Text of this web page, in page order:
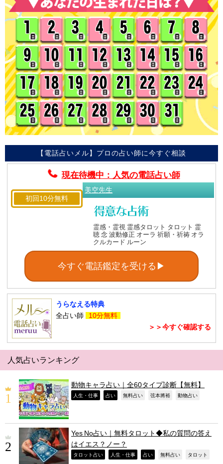
【電話占いメル】プロの占い師に今すぐ相談
現在待機中：人気の電話占い師
初回10分無料
美空先生
霊感・霊視 霊感タロット タロット 霊
聴 念 波動修正 オーラ 祈願・祈祷 オラ
クルカード ルーン
今すぐ電話鑑定を受ける▶
うらなえる特典
全占い師
10分無料
＞＞今すぐ確認する
人気占いランキング
動物キャラ占い｜全60タイプ診断【無料】
人生・仕事 占い 無料占い 弦本將裕 動物占い
Yes No占い｜無料タロット◆私の質問の答え
はイエス？ノー？
タロット占い 人生・仕事 占い 無料占い タロット